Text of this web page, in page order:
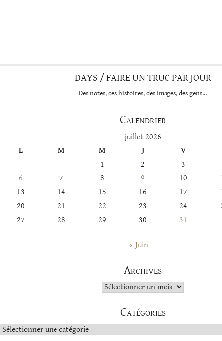
DAYS / FAIRE UN TRUC PAR JOUR
Des notes, des histoires, des images, des gens…
Calendrier
juillet 2026
L
M M J
V
1
2
3
6
7 8 9 10
13
14 15 16 17
20
21 22 23 24
27
28 29 30 31
« Juin
Archives
Archives
Catégories
Catégories